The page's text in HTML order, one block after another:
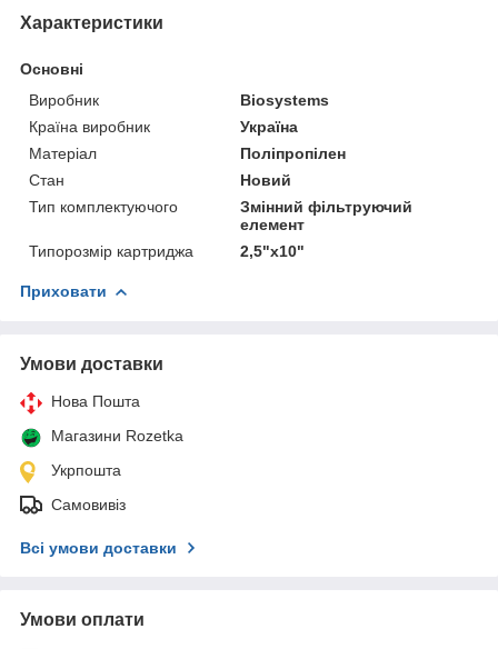
Характеристики
Основні
Виробник
Biosystems
Країна виробник
Україна
Матеріал
Поліпропілен
Стан
Новий
Тип комплектуючого
Змінний фільтруючий
елемент
Типорозмір картриджа
2,5"х10"
Приховати
Умови доставки
Нова Пошта
Магазини Rozetka
Укрпошта
Самовивіз
Всі умови доставки
Умови оплати